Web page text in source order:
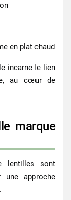
en plat chaud
incarne le lien
au cœur de
marque
lentilles sont
une approche